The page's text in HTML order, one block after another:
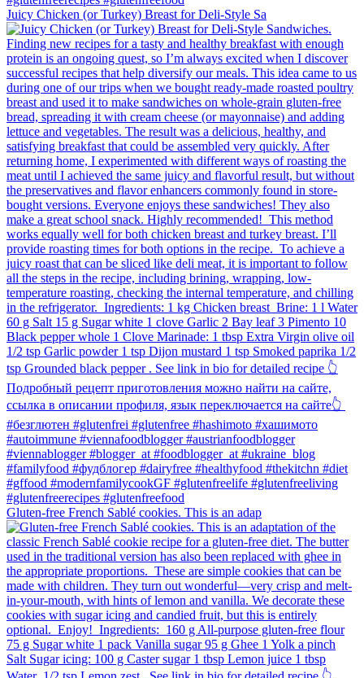
Juicy Chicken (or Turkey) Breast for Deli-Style Sa
Gluten-free French Sablé cookies.⁠ This is an adap